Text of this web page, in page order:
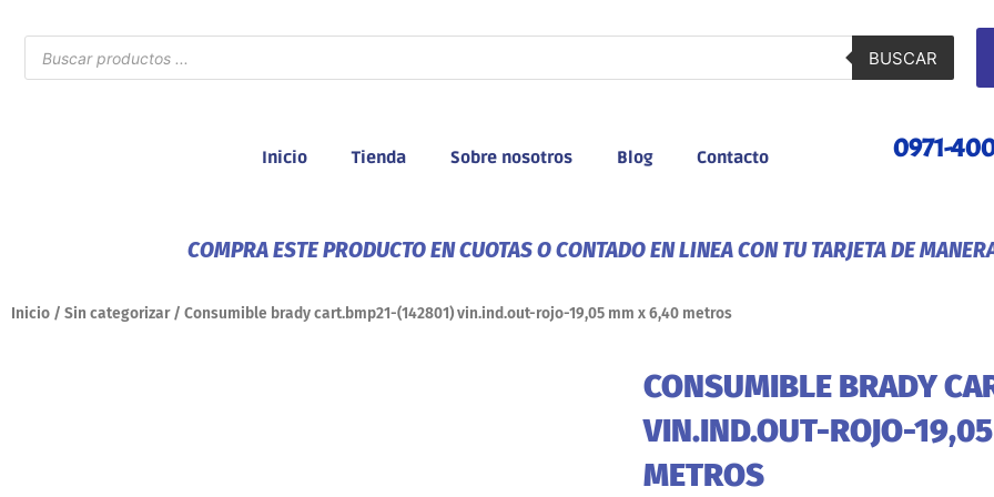
contenido
Búsqueda
de
productos
BUSCAR
Inicio Tienda Sobre nosotros Blog Contacto 0971-
COMPRA ESTE PRODUCTO EN CUOTAS O CONTADO EN LINEA CON TU TARJETA DE
Inicio / Sin categorizar/ Consumible brady cart.bmp21-(142801) vin.ind.out-rojo-19,05 mm x 6,40 metros
CONSUMIBLE BRADY
VIN.IND.OUT-ROJO-
METROS